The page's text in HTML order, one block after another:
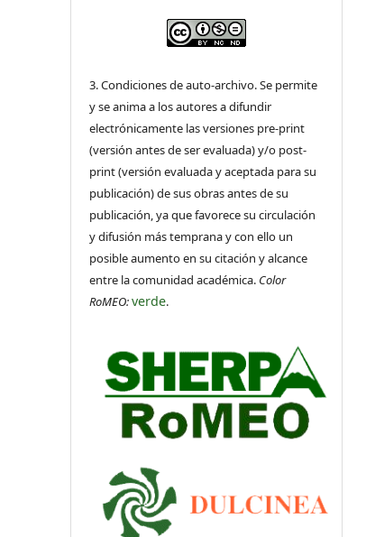
3. Condiciones de auto-archivo. Se permite
y se anima a los autores a difundir
electrónicamente las versiones pre-print
(versión antes de ser evaluada) y/o post-
print (versión evaluada y aceptada para su
publicación) de sus obras antes de su
publicación, ya que favorece su circulación
y difusión más temprana y con ello un
posible aumento en su citación y alcance
entre la comunidad académica. Color
RoMEO:verde.